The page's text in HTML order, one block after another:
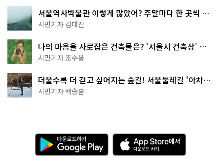
서울역사박물관 이렇게 많았어? 주말마다 한 곳씩 떠
나는 역사 산책
시민기자 김대진
나의 마음을 사로잡은 건축물은? '서울시 건축상' 수
상작 공개!
시민기자 조수봉
더울수록 더 걷고 싶어지는 숲길! 서울둘레길 '아차산
코스'
시민기자 백승훈
다
운
로
A
p
p